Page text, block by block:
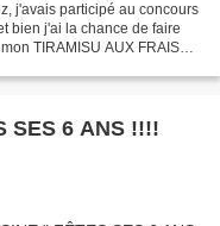
j'avais participé au concours
bien j'ai la chance de faire
TIRAMISU AUX FRAISES
SES 6 ANS !!!!